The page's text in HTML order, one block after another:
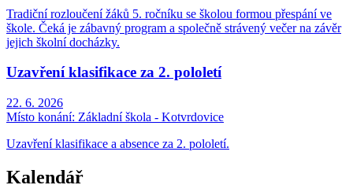
Tradiční rozloučení žáků 5. ročníku se školou formou přespání ve
škole. Čeká je zábavný program a společně strávený večer na závěr
jejich školní docházky.
Uzavření klasifikace za 2. pololetí
22. 6. 2026
Místo konání: Základní škola - Kotvrdovice
Uzavření klasifikace a absence za 2. pololetí.
Kalendář